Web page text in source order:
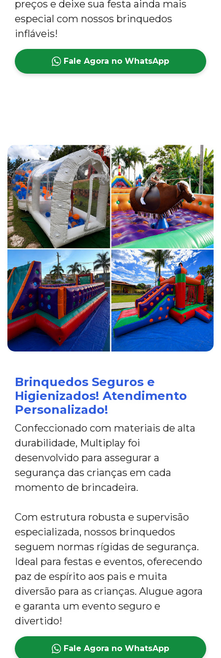
preços e deixe sua festa ainda mais
especial com nossos brinquedos
infláveis!
Fale Agora no WhatsApp
Brinquedos Seguros e
Higienizados! Atendimento
Personalizado!
Confeccionado com materiais de alta
durabilidade, Multiplay foi
desenvolvido para assegurar a
segurança das crianças em cada
momento de brincadeira.
Com estrutura robusta e supervisão
especializada, nossos brinquedos
seguem normas rígidas de segurança.
Ideal para festas e eventos, oferecendo
paz de espírito aos pais e muita
diversão para as crianças. Alugue agora
e garanta um evento seguro e
divertido!
Fale Agora no WhatsApp